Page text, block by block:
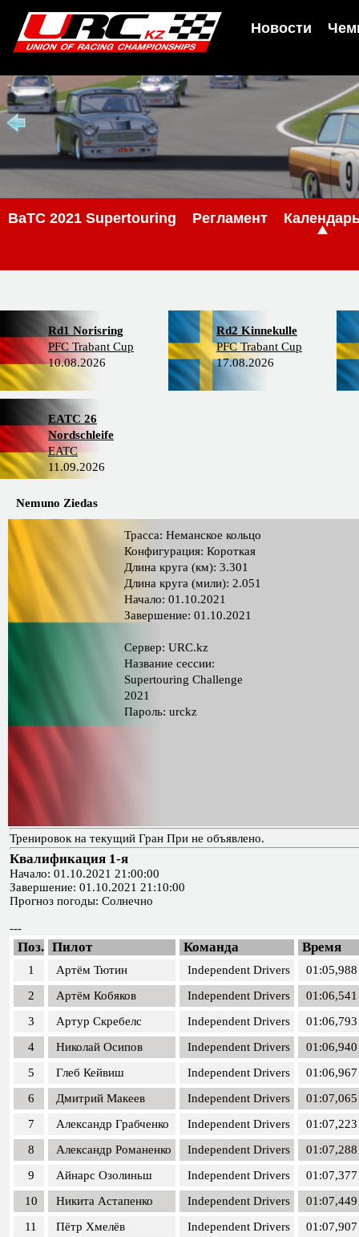
Новости
BaTC 2021 Supertouring Регламент
Rd1 Norisring
PFC Trabant Cup
10.08.2026
Rd2 Kinnekulle
PFC Trabant Cup
17.08.2026
EATC 26
Nordschleife
EATC
11.09.2026
Nemuno Ziedas
Трасса: Неманское кольцо
Конфигурация: Короткая
Длина круга (км): 3.301
Длина круга (мили): 2.051
Начало: 01.10.2021
Завершение: 01.10.2021
Сервер: URC.kz
Название сессии:
Supertouring Challenge
2021
Пароль: urckz
Тренировок на текущий Гран При не объявлено.
Квалификация 1-я
Начало: 01.10.2021 21:00:00
Завершение: 01.10.2021 21:10:00
Прогноз погоды: Солнечно
---
Поз. Пилот Команда Время
1 Артём Тютин Independent Drivers
01:05,988
2
Артём Кобяков Independent Drivers
01:06,541
3
Артур Скребелс Independent Drivers
01:06,793
4
Николай Осипов Independent Drivers
01:06,940
5
Глеб Кейвиш Independent Drivers
01:06,967
6
Дмитрий Макеев Independent Drivers
01:07,065
7
Александр Грабченко Independent Drivers
01:07,223
8
Александр Романенко Independent Drivers
01:07,288
9
Айнарс Озолиньш Independent Drivers
01:07,377
10
Никита Астапенко Independent Drivers
01:07,449
11
Пётр Хмелёв Independent Drivers
01:07,907